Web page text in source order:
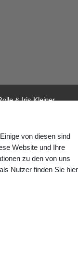
& Iris Kleiner
von diesen sind
Website und Ihre
zu den von uns
Nutzer finden Sie